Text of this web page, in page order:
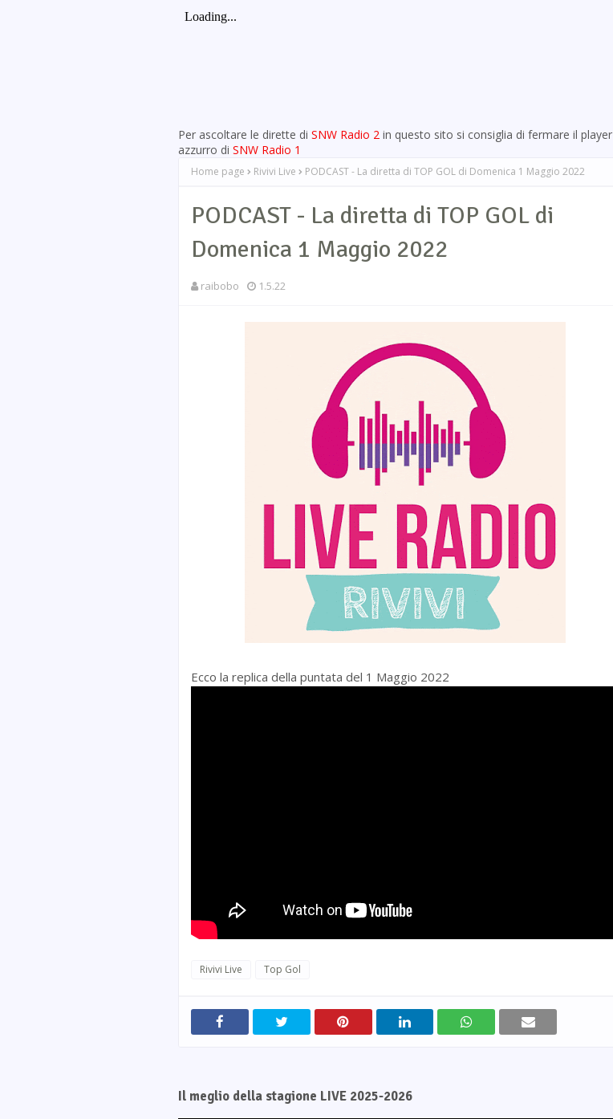
Per ascoltare le dirette di SNW Radio 2 in questo sito si consiglia di fermare il player
azzurro di SNW Radio 1
Home page Rivivi Live PODCAST - La diretta di TOP GOL di Domenica 1 Maggio 2022
PODCAST - La diretta di TOP GOL di
Domenica 1 Maggio 2022
raibobo 1.5.22
Ecco la replica della puntata del 1 Maggio 2022
Rivivi Live Top Gol
Il meglio della stagione LIVE 2025-2026